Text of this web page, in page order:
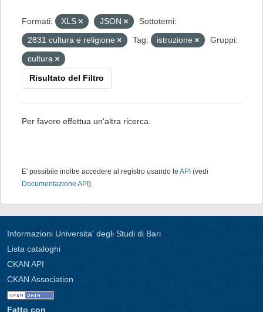
Formati: XLS JSON
Sottotemi:
2831 cultura e religione
Tag: istruzione
Gruppi:
cultura
Risultato del Filtro
Per favore effettua un'altra ricerca.
E' possibile inoltre accedere al registro usando le API (vedi
Documentazione API ).
Informazioni Universita' degli Studi di Bari
Lista cataloghi
CKAN API
CKAN Association
Fatto con